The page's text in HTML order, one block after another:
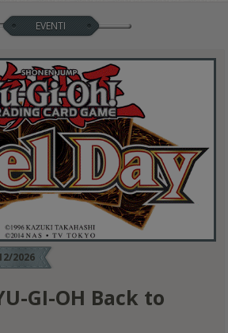
EVENTI
2026
GI-OH Back to